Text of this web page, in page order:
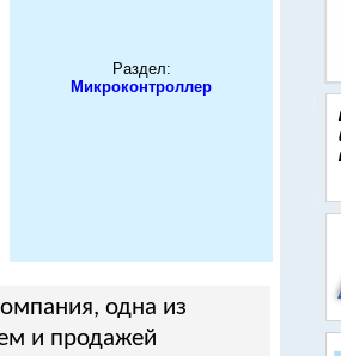
Раздел:
Микроконтроллер
одна из
и продажей